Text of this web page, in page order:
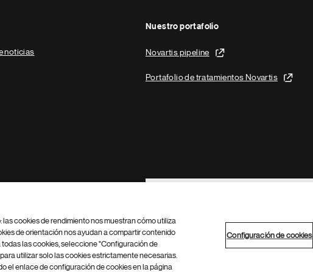
noticias
Nuestro portafolio
Novartis pipeline
Portafolio de tratamientos Novartis
Footer Site Search
Configuración de cookies Mapa del sitio
cookies de rendimiento nos muestran cómo utiliza
de orientación nos ayudan a compartir contenido
las cookies, seleccione "Configuración de
utilizar solo las cookies estrictamente necesarias.
el enlace de configuración de cookies en la página
Configuración de cookies